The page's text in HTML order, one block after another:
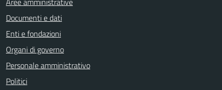
Documenti e dati
Enti e fondazioni
Organi di governo
Personale amministrativo
Politici